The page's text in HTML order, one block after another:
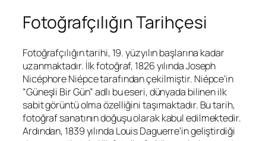
Fotoğrafçılığın Tarihçesi
Fotoğrafçılığın tarihi, 19. yüzyılın başlarına kadar
uzanmaktadır. İlk fotoğraf, 1826 yılında Joseph
Nicéphore Niépce tarafından çekilmiştir. Niépce’in
“Güneşli Bir Gün” adlı bu eseri, dünyada bilinen ilk
sabit görüntü olma özelliğini taşımaktadır. Bu tarih,
fotoğraf sanatının doğuşu olarak kabul edilmektedir.
Ardından, 1839 yılında Louis Daguerre’in geliştirdiği